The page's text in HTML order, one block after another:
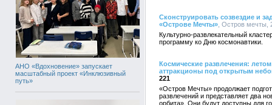
АНО «Вдохновение» запускает
масштабный проект «Инклюзивный
путь»
Сконструировать созвездие и
«Острове Мечты» , Остров мечты,
Культурно-развлекательный
программу ко Дню космонавтики.
Космические развлечения:
аттракционы под открытым
221
«Остров Мечты» продолжает
развлечений и представляет два
орбита». Они будут доступны для